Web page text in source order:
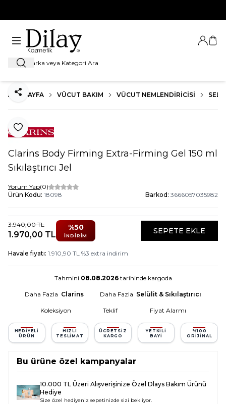
Ara
Giriş
ANA SAYFA VÜCUT BAKIM VÜCUT NEMLENDIRICISI
Favoriye Ekle
Paylaş
Clarins Body Firming Extra-Firming Gel 150 ml
Sıkılaştırıcı Jel
Yorum Yap(0)
Ürün Kodu: 18098 Barkod: 3666057035982
3.940,00TL
1.970,00 TL
%50
İNDIRIM
SEPETE EKLE
Havale fiyatı: 1.910,90 TL %3 extra indirim
Tahmini 08.08.2026tarihinde kargoda
Daha Fazla Clarins Daha Fazla Selülit & Sıkılaştırıcı
Koleksiyon Teklif Fiyat Alarmı
HEDIYELI
ÜRÜN
HIZLI
TESLIMAT
ÜCRETSIZ
KARGO
YETKILI
BAYI
%100
ORIJINAL
Bu ürüne özel kampanyalar
10.000 TL Üzeri Alışverişinize Özel Dlays Bakım Ürünü
Hediye
Size özel hediyeniz sepetinizde sizi bekliyor.